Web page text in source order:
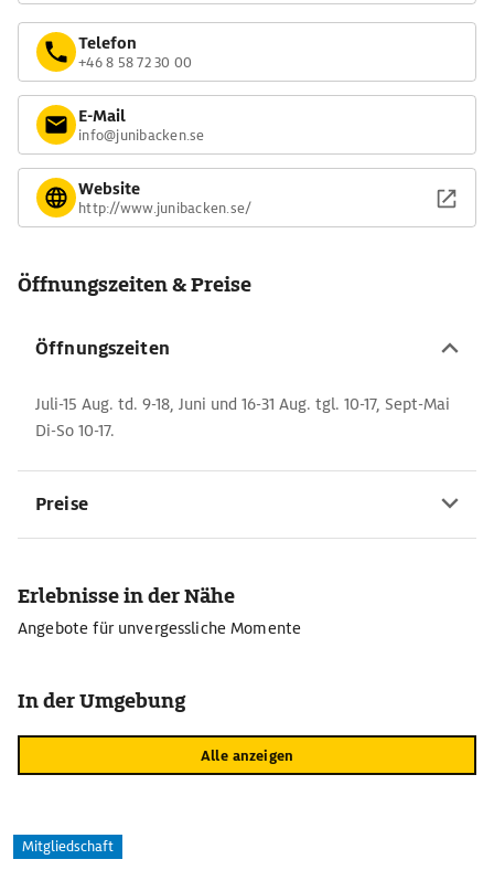
Telefon
+46 8 58 72 30 00
E-Mail
info@junibacken.se
Website
http://www.junibacken.se/
Öffnungszeiten & Preise
Öffnungszeiten
Juli-15 Aug. td. 9-18, Juni und 16-31 Aug. tgl. 10-17, Sept-Mai
Di-So 10-17.
Preise
Erlebnisse in der Nähe
Angebote für unvergessliche Momente
In der Umgebung
Alle anzeigen
Mitgliedschaft